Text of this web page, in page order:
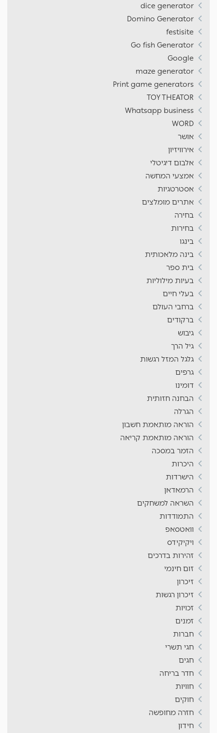
dice generator
Domino Generator
festisite
Go fish Generator
Google
maze generator
Print game generators
TOY THEATOR
Whatsapp business
WORD
אושר
אירוויזיון
אלבום דיגיטלי
אמצעי המחשה
אסטרטגיות
אתרים מומלצים
בחירה
בחירות
בינגו
בינה מלאכותית
בית ספר
בעיות מילוליות
בעלי חיים
ברחבי העולם
ברקודים
גיבוש
גיל הרך
גלגל המזל רגשות
גרפים
דומינו
הבחנה חזותית
הגרלה
הוראה מותאמת חשבון
הוראה מותאמת קריאה
הזמר במסכה
היכרות
הישרדות
הרמאדאן
השראה למשחקים
התמודדות
וואטסאפ
ויקיקידס
זהירות בדרכים
זום חינמי
זיכרון
זיכרון רגשות
זכויות
זמנים
חברות
חגי תשרי
חגים
חדר בריחה
חוויות
חוקים
חזרה מחופשה
חידון